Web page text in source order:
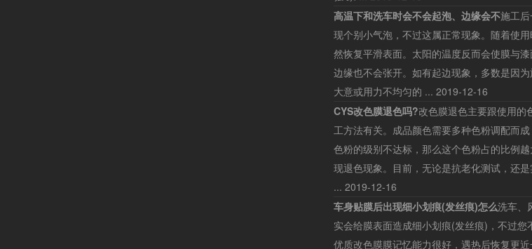
高温下和洗车时会不会起泡、边缘会不施工
现个别小气泡，不过这属正常现象。随着使
然恢复平滑表面。太阳的温度反而会使膜与漆
边缘也不会张开。如有起边现象，多数是因
大意或用力不均匀的 ... 2019-12-16
CYS改色膜退色吗?改色膜退色主要跟使用的
工方法有关。成品颜色需要多种色粉调配而
色粉的级别不达标，那么这个色粉占的比例
现退色现象。目前，无论是抗老化测试，还
... 2019-12-16
车身贴膜后出现细小划痕(发丝痕)怎么洗车、
实会给膜表面造成细小划痕(发丝痕)，不过您
优质改色膜膜记忆能力很好，遇热后恢复更